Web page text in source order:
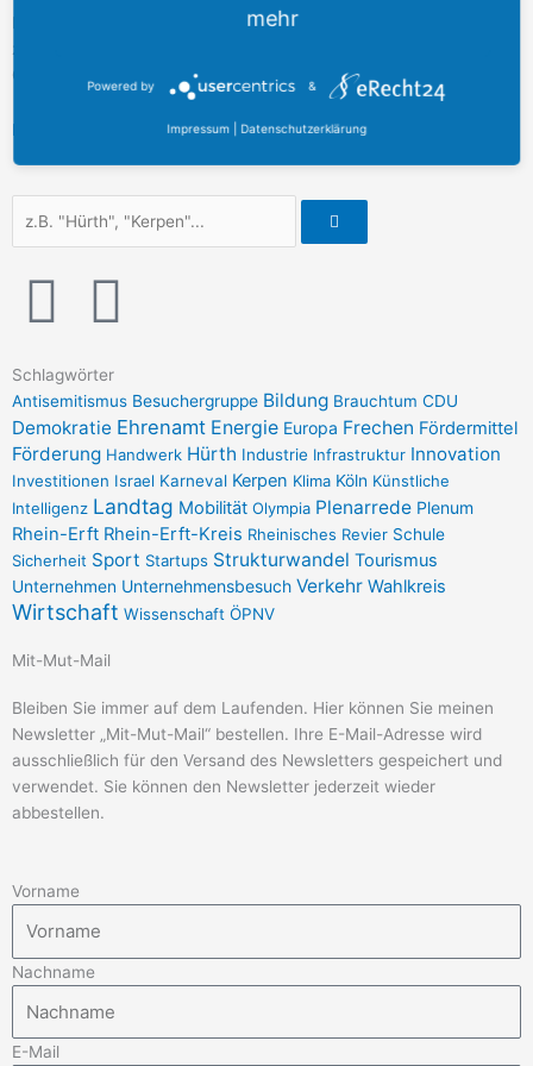
Der Ministerpräsident fasst den Zukunftsvertrag treffend
Gutes zu schaffen – das ist gelungen.“
Hier geht es zum Zukunftsvertrag.
I
n
s
t
a
g
r
a
m
F
a
c
e
b
o
o
k
-
Schlagwörter
Antisemitismus Besuchergruppe Bildung Brauchtum CDU
Demokratie Ehrenamt Energie Europa Frechen Fördermittel
Förderung Handwerk Hürth Industrie Infrastruktur Innovation
Investitionen Israel Karneval Kerpen Klima Köln Künstliche
Intelligenz Landtag Mobilität Olympia Plenarrede Plenum
Rhein-Erft Rhein-Erft-Kreis Rheinisches Revier Schule
Sicherheit Sport Startups Strukturwandel Tourismus
Unternehmen Unternehmensbesuch Verkehr Wahlkreis
Wirtschaft Wissenschaft ÖPNV
Mit-Mut-Mail
Bleiben Sie immer auf dem Laufenden. Hier können Sie meinen
Newsletter „Mit-Mut-Mail“ bestellen. Ihre E-Mail-Adresse wird
ausschließlich für den Versand des Newsletters gespeichert und
verwendet. Sie können den Newsletter jederzeit wieder
abbestellen.
Vorname
Nachname
E-Mail
mehr
Powered by &
Impressum Datenschutzerklärung